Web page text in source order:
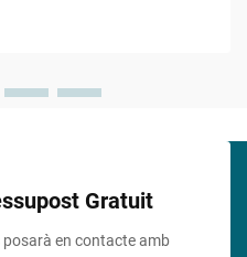
Gratuit
en contacte amb